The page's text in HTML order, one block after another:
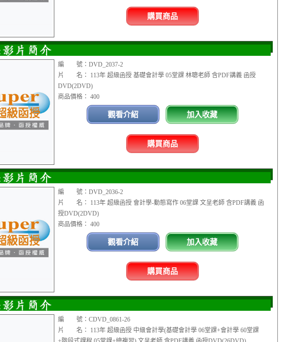
購買商品
編 號：DVD_2037-2
片 名： 113年 超級函授 基礎會計學 05堂課 林聰老師 含PDF講義 函授
DVD(2DVD)
商品價格： 400
觀看介紹 加入收藏
購買商品
編 號：DVD_2036-2
片 名： 113年 超級函授 會計學-動態寫作 06堂課 文呈老師 含PDF講義 函
授DVD(2DVD)
商品價格： 400
觀看介紹 加入收藏
購買商品
編 號：CDVD_0861-26
片 名： 113年 超級函授 中級會計學(基礎會計學 06堂課+會計學 60堂課